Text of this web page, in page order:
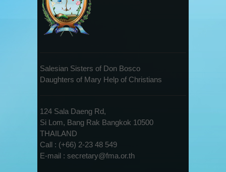
Salesian Sisters of Don Bosco
Daughters of Mary Help of Christians
124 Sala Daeng Rd,
Si Lom, Bang Rak Bangkok 10500
THAILAND
Call : (+66) 2-23 48 549
E-mail : secretary@fma.or.th